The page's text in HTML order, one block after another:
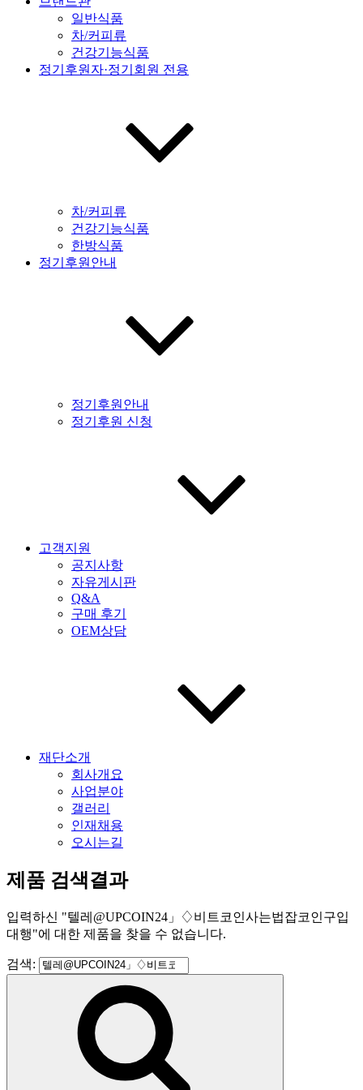
일반식품
차/커피류
건강기능식품
정기후원자·정기회원 전용
차/커피류
건강기능식품
한방식품
정기후원안내
정기후원안내
정기후원 신청
고객지원
공지사항
자유게시판
Q&A
구매 후기
OEM상담
재단소개
회사개요
사업분야
갤러리
인재채용
오시는길
제품 검색결과
입력하신 "텔레@UPCOIN24」♢비트코인사는법잡코인구입
대행"에 대한 제품을 찾을 수 없습니다.
검색: